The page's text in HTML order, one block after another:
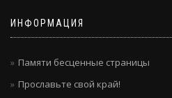
ИНФОРМАЦИЯ
Памяти бесценные страницы
Прославьте свой край!